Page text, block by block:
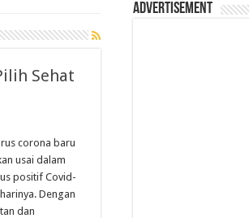
Sehat
corona baru
usai dalam
positif Covid-
Dengan
dan
Advertisement